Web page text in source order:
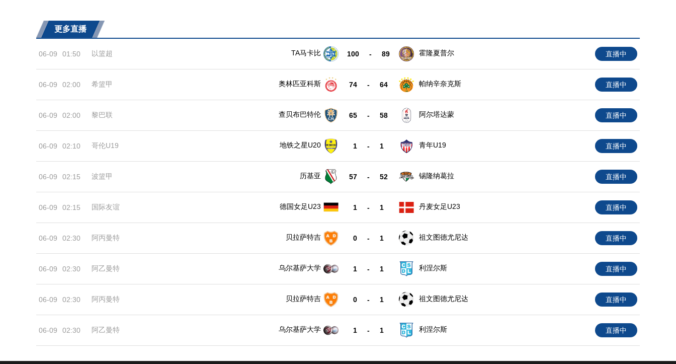
更多直播
06-09 01:50 以篮超 TA马卡比 100 - 89 霍隆夏普尔 直播中
06-09 02:00 希篮甲 奥林匹亚科斯 74 - 64 帕纳辛奈克斯 直播中
06-09 02:00 黎巴联 查贝布巴特伦 65 - 58 阿尔塔达蒙 直播中
06-09 02:10 哥伦U19 地铁之星U20 1 - 1 青年U19 直播中
06-09 02:15 波篮甲 历基亚 57 - 52 锡隆纳葛拉 直播中
06-09 02:15 国际友谊 德国女足U23 1 - 1 丹麦女足U23 直播中
06-09 02:30 阿丙曼特 贝拉萨特吉 0 - 1 祖文图德尤尼达 直播中
06-09 02:30 阿乙曼特 乌尔基萨大学 1 - 1 利涅尔斯 直播中
06-09 02:30 阿丙曼特 贝拉萨特吉 0 - 1 祖文图德尤尼达 直播中
06-09 02:30 阿乙曼特 乌尔基萨大学 1 - 1 利涅尔斯 直播中